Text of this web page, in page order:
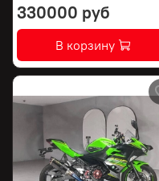
330000 руб
В корзину